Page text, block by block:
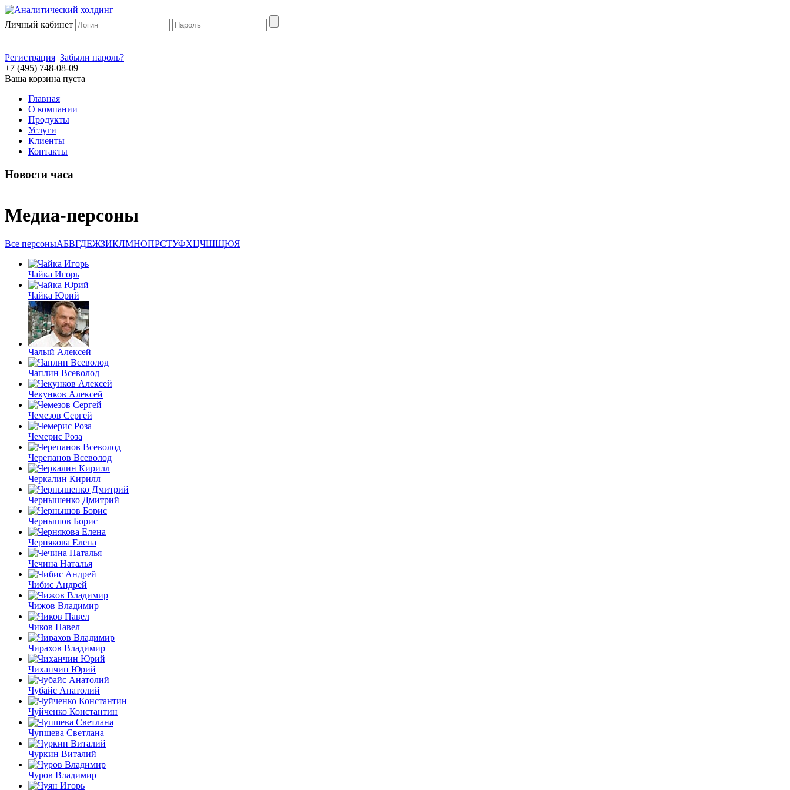
Личный кабинет
Регистрация Забыли пароль?
+7 (495) 748-08-09
Ваша корзина пуста
Главная
О компании
Продукты
Услуги
Клиенты
Контакты
Новости часа
Медиа-персоны
Все персоныАБВГДЕЖЗИКЛМНОПРСТУФХЦЧШЩЮЯ
Чайка Игорь
Чайка Юрий
Чалый Алексей
Чаплин Всеволод
Чекунков Алексей
Чемезов Сергей
Чемерис Роза
Черепанов Всеволод
Черкалин Кирилл
Чернышенко Дмитрий
Чернышов Борис
Чернякова Елена
Чечина Наталья
Чибис Андрей
Чижов Владимир
Чиков Павел
Чирахов Владимир
Чиханчин Юрий
Чубайс Анатолий
Чуйченко Константин
Чупшева Светлана
Чуркин Виталий
Чуров Владимир